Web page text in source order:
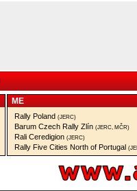
ME
Rally Poland (JERC)
Barum Czech Rally Zlín (JERC, MČR)
Rali Ceredigion (JERC)
Rally Five Cities North of Portugal